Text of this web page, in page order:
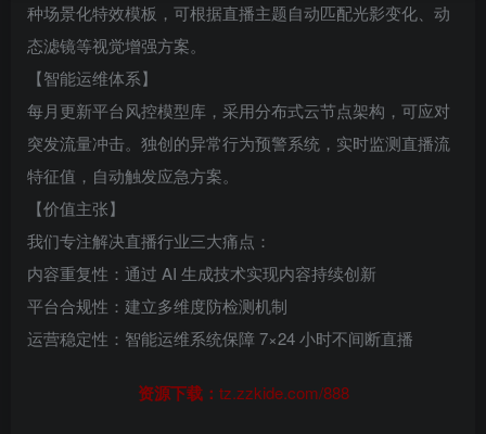
种场景化特效模板，可根据直播主题自动匹配光影变化、动
态滤镜等视觉增强方案。
【智能运维体系】
每月更新平台风控模型库，采用分布式云节点架构，可应对
突发流量冲击。独创的异常行为预警系统，实时监测直播流
特征值，自动触发应急方案。
【价值主张】
我们专注解决直播行业三大痛点：
内容重复性：通过 AI 生成技术实现内容持续创新
平台合规性：建立多维度防检测机制
运营稳定性：智能运维系统保障 7×24 小时不间断直播
资源下载： tz.zzkide.com/888